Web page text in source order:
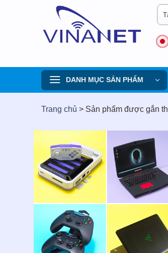
DANH MỤC SẢN PHẨM
Trang chủ > Sản phẩm được gắn